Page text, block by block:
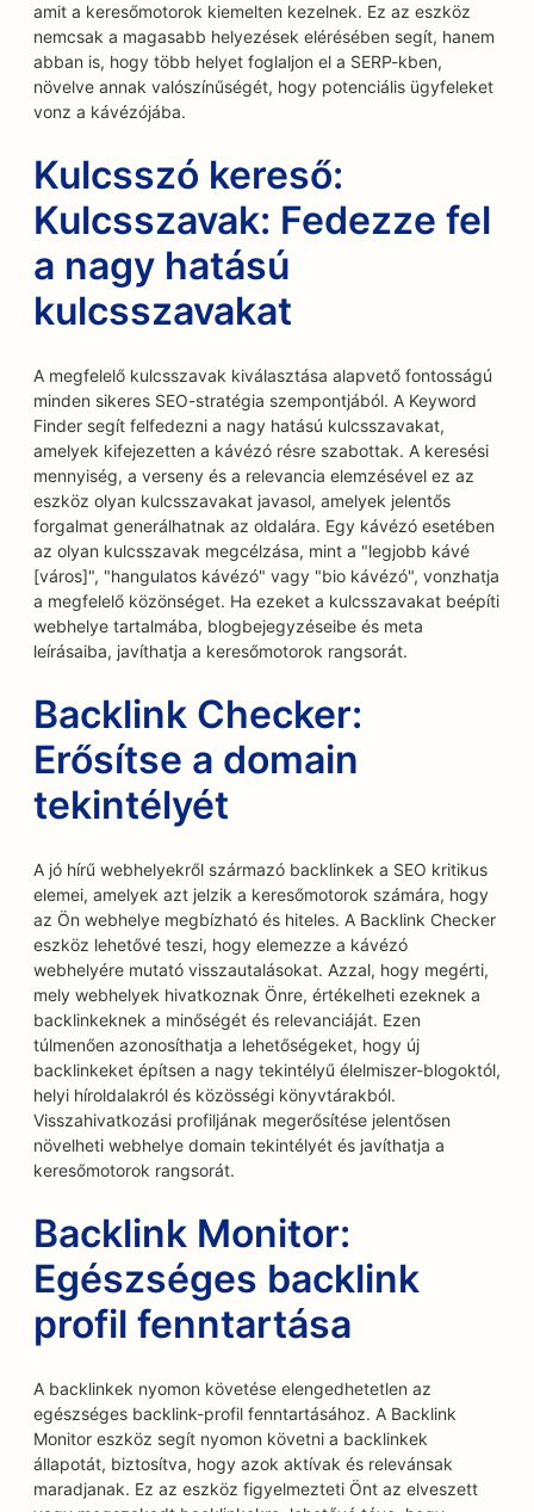
amit a keresőmotorok kiemelten kezelnek. Ez az eszköz
nemcsak a magasabb helyezések elérésében segít, hanem
abban is, hogy több helyet foglaljon el a SERP-kben,
növelve annak valószínűségét, hogy potenciális ügyfeleket
vonz a kávézójába.
Kulcsszó kereső:
Kulcsszavak: Fedezze fel
a nagy hatású
kulcsszavakat
A megfelelő kulcsszavak kiválasztása alapvető fontosságú
minden sikeres SEO-stratégia szempontjából. A Keyword
Finder segít felfedezni a nagy hatású kulcsszavakat,
amelyek kifejezetten a kávézó résre szabottak. A keresési
mennyiség, a verseny és a relevancia elemzésével ez az
eszköz olyan kulcsszavakat javasol, amelyek jelentős
forgalmat generálhatnak az oldalára. Egy kávézó esetében
az olyan kulcsszavak megcélzása, mint a "legjobb kávé
[város]", "hangulatos kávézó" vagy "bio kávézó", vonzhatja
a megfelelő közönséget. Ha ezeket a kulcsszavakat beépíti
webhelye tartalmába, blogbejegyzéseibe és meta
leírásaiba, javíthatja a keresőmotorok rangsorát.
Backlink Checker:
Erősítse a domain
tekintélyét
A jó hírű webhelyekről származó backlinkek a SEO kritikus
elemei, amelyek azt jelzik a keresőmotorok számára, hogy
az Ön webhelye megbízható és hiteles. A Backlink Checker
eszköz lehetővé teszi, hogy elemezze a kávézó
webhelyére mutató visszautalásokat. Azzal, hogy megérti,
mely webhelyek hivatkoznak Önre, értékelheti ezeknek a
backlinkeknek a minőségét és relevanciáját. Ezen
túlmenően azonosíthatja a lehetőségeket, hogy új
backlinkeket építsen a nagy tekintélyű élelmiszer-blogoktól,
helyi híroldalakról és közösségi könyvtárakból.
Visszahivatkozási profiljának megerősítése jelentősen
növelheti webhelye domain tekintélyét és javíthatja a
keresőmotorok rangsorát.
Backlink Monitor:
Egészséges backlink
profil fenntartása
A backlinkek nyomon követése elengedhetetlen az
egészséges backlink-profil fenntartásához. A Backlink
Monitor eszköz segít nyomon követni a backlinkek
állapotát, biztosítva, hogy azok aktívak és relevánsak
maradjanak. Ez az eszköz figyelmezteti Önt az elveszett